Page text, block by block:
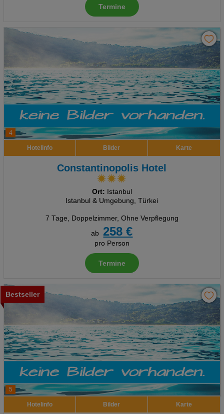
Termine
4
Hotelinfo Bilder Karte
Constantinopolis Hotel
Ort: Istanbul
Istanbul & Umgebung, Türkei
7 Tage, Doppelzimmer, Ohne Verpflegung
ab
258 €
pro Person
Termine
5
Bestseller
Hotelinfo Bilder Karte